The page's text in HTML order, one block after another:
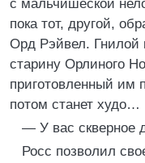
с мальчишеской
пока тот, другой,
Орд Рэйвел. Гнилой
старину Орлиного
приготовленный им
потом станет худо…
— У вас скверное
Росс позволил